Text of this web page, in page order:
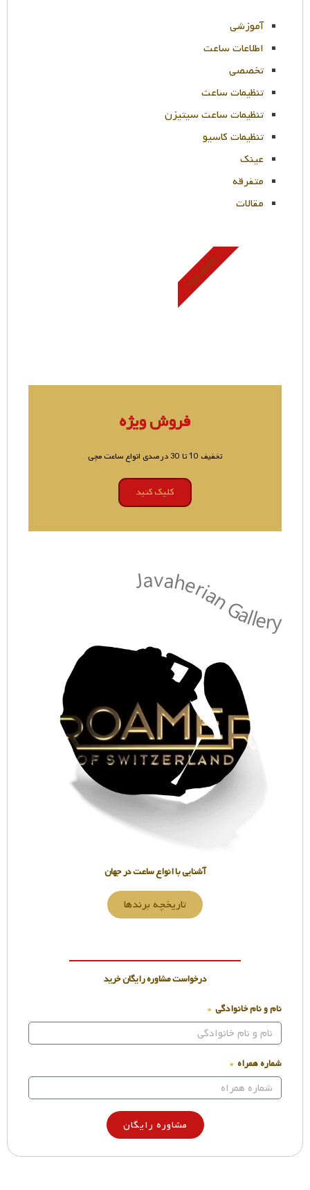
آموزشی
اطلاعات ساعت
تخصصی
تنظیمات ساعت
تنظیمات ساعت سیتیزن
تنظیمات کاسیو
عینک
متفرقه
مقالات
فروش ویژه
تخفیف 10 تا 30 درصدی انواع ساعت مچی
کلیک کنید
تخفیف ویژه
Javaherian Gallery
آشنایی با انواع ساعت در جهان
تاریخچه برندها
درخواست مشاوره رایگان خرید
نام و نام خانوادگی
شماره همراه
مشاوره رایگان